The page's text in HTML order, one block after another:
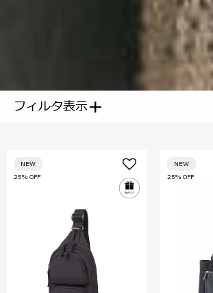
フィルタ表示+
25% OFF
NEW
25% OFF
NEW